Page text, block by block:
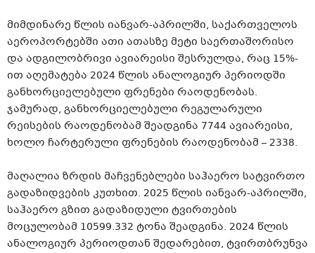
მიმდინარე წლის იანვარ-აპრილში, საქართველოს
აეროპორტებში ათი ათასზე მეტი საერთაშორისო
და ადგილობრივი ავიარეისი შესრულდა, რაც 15%-
ით აღემატება 2024 წლის ანალოგიურ პერიოდში
განხორციელებული ფრენები რაოდენობას.
ჯამურად, განხორციელებული რეგულარული
რეისების რაოდენობამ შეადგინა 7744 ავიარეისი,
ხოლო ჩარტერული ფრენების რაოდენობამ – 2338.
მაღალია ზრდის მაჩვენებლები საჰაერო სატვირთო
გადაზიდვების კუთხით. 2025 წლის იანვარ-აპრილში,
საჰაერო გზით გადაზიდული ტვირთების
მოცულობამ 10599.332 ტონა შეადგინა. 2024 წლის
ანალოგიურ პერიოდთან შედარებით, ტვირთბრუნვა